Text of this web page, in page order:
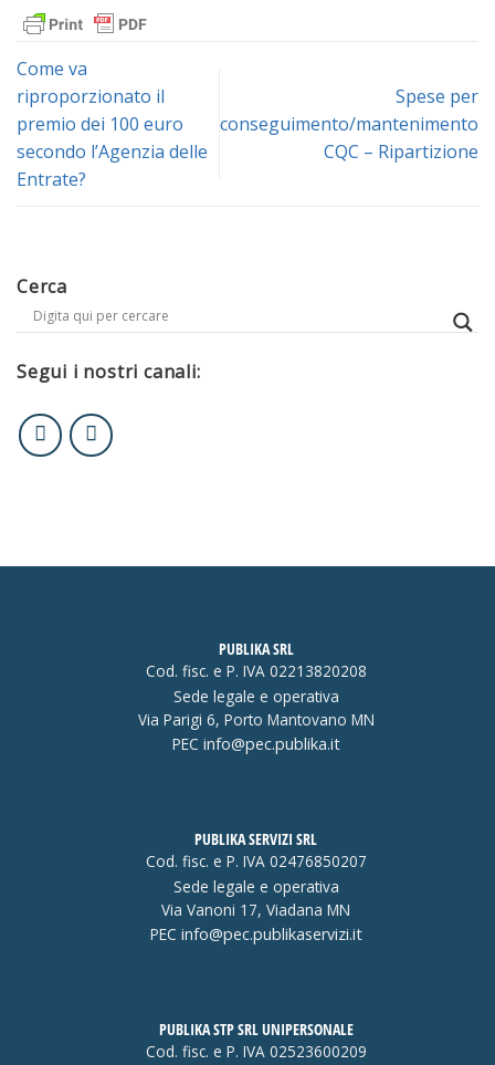
Come va
riproporzionato il
premio dei 100 euro
secondo l’Agenzia delle
Entrate?
Spese per
conseguimento/mantenimento
CQC – Ripartizione
Cerca
Segui i nostri canali:
PUBLIKA SRL
Cod. fisc. e P. IVA 02213820208
Sede legale e operativa
Via Parigi 6, Porto Mantovano MN
PEC info@pec.publika.it
PUBLIKA SERVIZI SRL
Cod. fisc. e P. IVA 02476850207
Sede legale e operativa
Via Vanoni 17, Viadana MN
PEC info@pec.publikaservizi.it
PUBLIKA STP SRL UNIPERSONALE
Cod. fisc. e P. IVA 02523600209